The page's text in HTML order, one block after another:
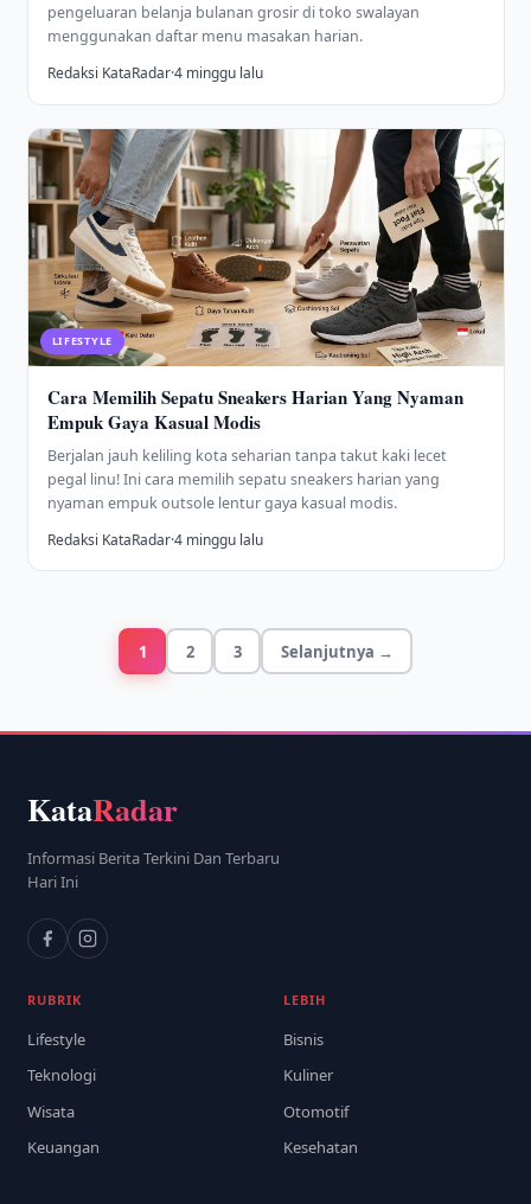
pengeluaran belanja bulanan grosir di toko swalayan
menggunakan daftar menu masakan harian.
Redaksi KataRadar·4 minggu lalu
LIFESTYLE
Cara Memilih Sepatu Sneakers Harian Yang Nyaman
Empuk Gaya Kasual Modis
Berjalan jauh keliling kota seharian tanpa takut kaki lecet
pegal linu! Ini cara memilih sepatu sneakers harian yang
nyaman empuk outsole lentur gaya kasual modis.
Redaksi KataRadar·4 minggu lalu
1 2 3 Selanjutnya →
KataRadar
Informasi Berita Terkini Dan Terbaru
Hari Ini
RUBRIK
Lifestyle
Teknologi
Wisata
Keuangan
LEBIH
Bisnis
Kuliner
Otomotif
Kesehatan